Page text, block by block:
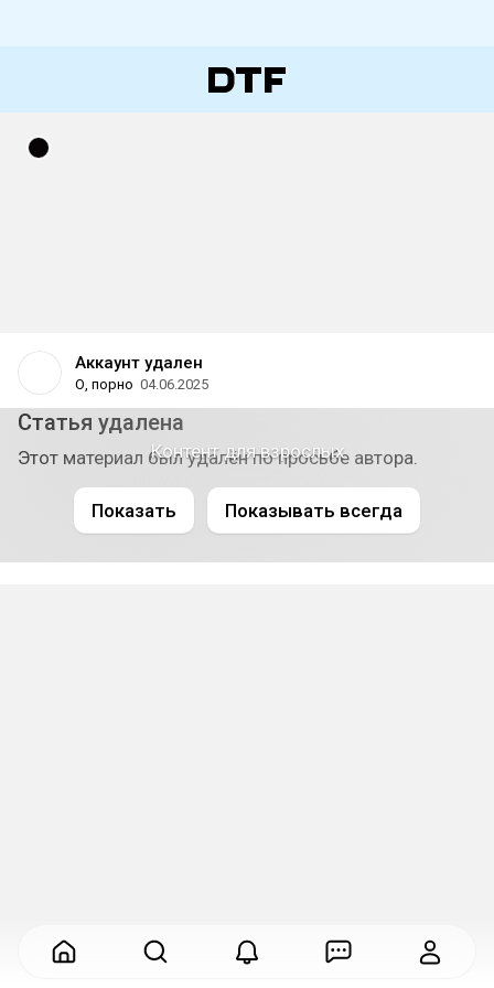
Аккаунт удален
О, порно 04.06.2025
Статья удалена
Этот материал был удалён по просьбе автора.
Контент для взрослых
Показать Показывать всегда